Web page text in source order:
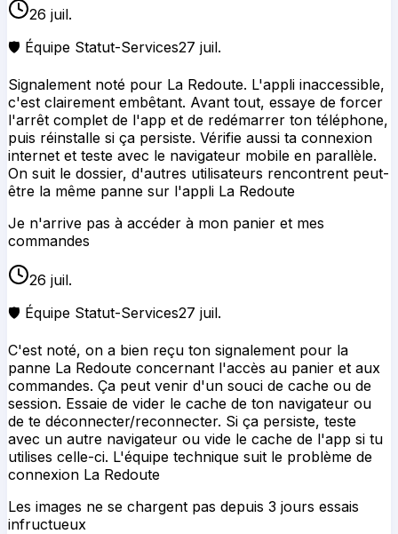
26 juil.
🛡️ Équipe Statut-Services27 juil.
Signalement noté pour La Redoute. L'appli inaccessible,
c'est clairement embêtant. Avant tout, essaye de forcer
l'arrêt complet de l'app et de redémarrer ton téléphone,
puis réinstalle si ça persiste. Vérifie aussi ta connexion
internet et teste avec le navigateur mobile en parallèle.
On suit le dossier, d'autres utilisateurs rencontrent peut-
être la même panne sur l'appli La Redoute
Je n'arrive pas à accéder à mon panier et mes
commandes
26 juil.
🛡️ Équipe Statut-Services27 juil.
C'est noté, on a bien reçu ton signalement pour la
panne La Redoute concernant l'accès au panier et aux
commandes. Ça peut venir d'un souci de cache ou de
session. Essaie de vider le cache de ton navigateur ou
de te déconnecter/reconnecter. Si ça persiste, teste
avec un autre navigateur ou vide le cache de l'app si tu
utilises celle-ci. L'équipe technique suit le problème de
connexion La Redoute
Les images ne se chargent pas depuis 3 jours essais
infructueux